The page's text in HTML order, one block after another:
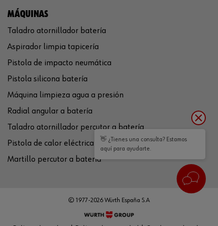
MÁQUINAS
Taladro atornillador batería
Aspirador limpia tapicería
Pistola de impacto neumática
Pistola silicona batería
Máquina limpieza agua a presión
Radial angular a batería
Taladro atornillador percutor a batería
Pistola de calor eléctrica
Martillo percutor a batería
© 1977-2026 Würth España S.A
👋 ¿Tienes una consulta? Estamos
aquí para ayudarte.